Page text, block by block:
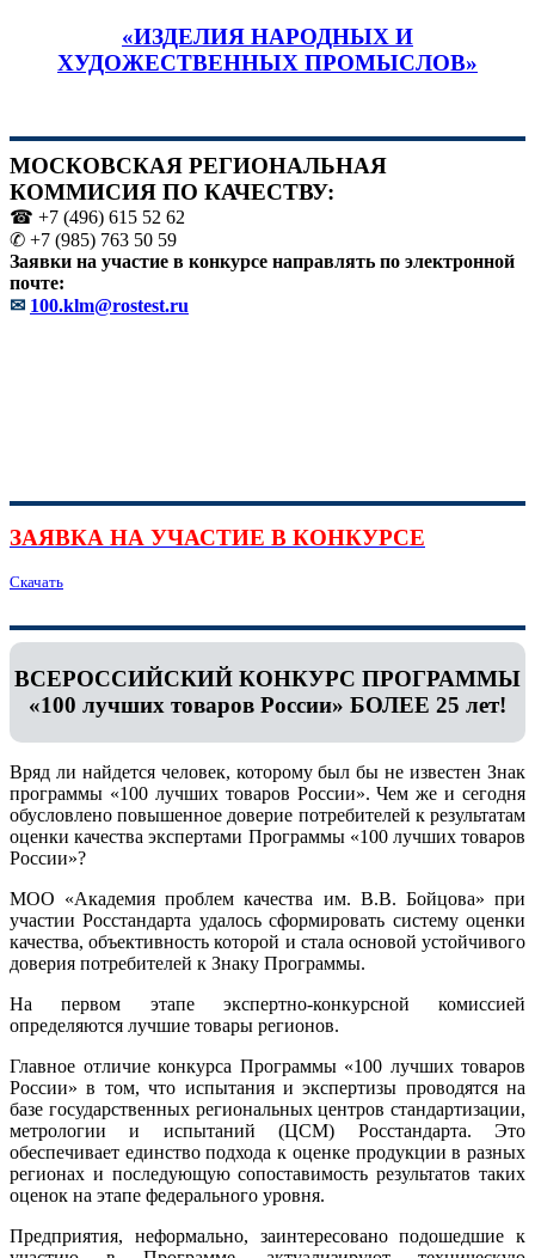
«ИЗДЕЛИЯ НАРОДНЫХ И
ХУДОЖЕСТВЕННЫХ ПРОМЫСЛОВ»
МОСКОВСКАЯ РЕГИОНАЛЬНАЯ
КОММИСИЯ ПО КАЧЕСТВУ:
☎ +7 (496) 615 52 62
✆ +7 (985) 763 50 59
Заявки на участие в конкурсе направлять по электронной
почте:
✉ 100.klm@rostest.ru
ЗАЯВКА НА УЧАСТИЕ В КОНКУРСЕ
Скачать
ВСЕРОССИЙСКИЙ КОНКУРС ПРОГРАММЫ
«100 лучших товаров России» БОЛЕЕ 25 лет!
Вряд ли найдется человек, которому был бы не известен Знак
программы «100 лучших товаров России». Чем же и сегодня
обусловлено повышенное доверие потребителей к результатам
оценки качества экспертами Программы «100 лучших товаров
России»?
МОО «Академия проблем качества им. В.В. Бойцова» при
участии Росстандарта удалось сформировать систему оценки
качества, объективность которой и стала основой устойчивого
доверия потребителей к Знаку Программы.
На первом этапе экспертно-конкурсной комиссией
определяются лучшие товары регионов.
Главное отличие конкурса Программы «100 лучших товаров
России» в том, что испытания и экспертизы проводятся на
базе государственных региональных центров стандартизации,
метрологии и испытаний (ЦCM) Росстандарта. Это
обеспечивает единство подхода к оценке продукции в разных
регионах и последующую сопоставимость результатов таких
оценок на этапе федерального уровня.
Предприятия, неформально, заинтересовано подошедшие к